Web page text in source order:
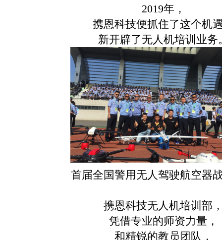
2019年，
携恩科技便抓住了这个机
新开辟了无人机培训业务
首届全国警用无人驾驶航空器
携恩科技无人机培训部
凭借专业的师资力量，
和精锐的教员团队，